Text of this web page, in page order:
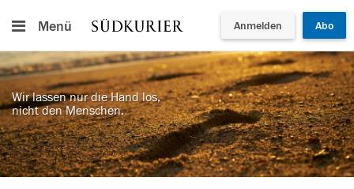
Menü Anmelden Abo
Wir lassen nur die Hand los,
nicht den Menschen.